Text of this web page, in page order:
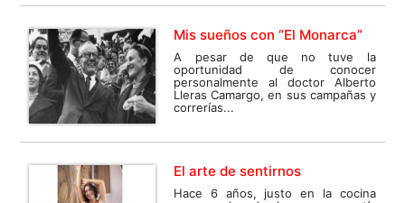
Mis sueños con “El Monarca”
A pesar de que no tuve la
oportunidad de conocer
personalmente al doctor Alberto
Lleras Camargo, en sus campañas y
correrías...
El arte de sentirnos
Hace 6 años, justo en la cocina